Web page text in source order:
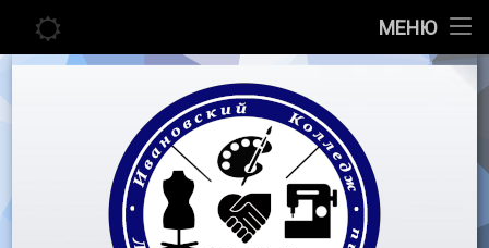
МЕНЮ
Главная
Педагогу
Перейти